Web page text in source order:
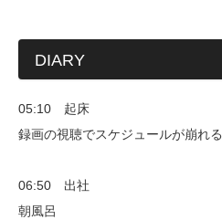
DIARY
05:10 起床
録画の視聴でスケジュールが崩れる
06:50 出社
朝風呂